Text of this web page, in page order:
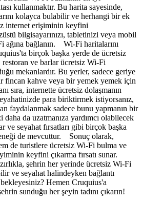
kullanmaktır. Bu harita sayesinde,
kolayca bulabilir ve herhangi bir ek
internet erişiminin keyfini
bilgisayarınızı, tabletinizi veya mobil
ağına bağlanın. Wi-Fi haritalarını
birçok başka yerde de ücretsiz
ve barlar ücretsiz Wi-Fi
mekanlardır. Bu yerler, sadece geriye
fincan kahve veya bir yemek yemek için
sıra, internette ücretsiz dolaşmanın
para biriktirmek istiyorsanız,
faydalanmak sadece bunu yapmanın bir
da uzatmanıza yardımcı olabilecek
ve seyahat fırsatları gibi birçok başka
de mevcuttur. Sonuç olarak,
de turistlere ücretsiz Wi-Fi bulma ve
keyfini çıkarma fırsatı sunar.
şehrin her yerinde ücretsiz Wi-Fi
ve seyahat halindeyken bağlantı
Hemen Cruquius'a
sunduğu her şeyin tadını çıkarın!